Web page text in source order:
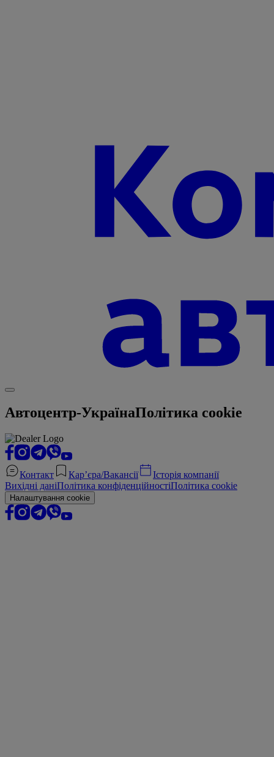
Автоцентр-УкраїнаПолітика cookie
Контакт Кар’єра/Вакансії
Історія компанії
Вихідні даніПолітика конфіденційностіПолітика cookie
Налаштування cookie